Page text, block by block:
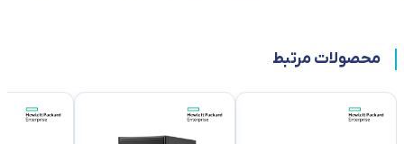
محصولات مرتبط